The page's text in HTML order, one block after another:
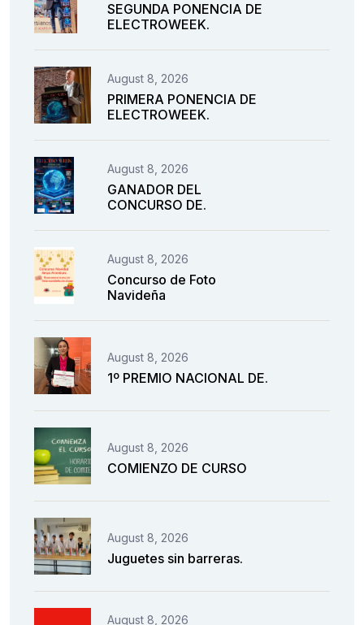
SEGUNDA PONENCIA DE
ELECTROWEEK.
August 8, 2026
PRIMERA PONENCIA DE
ELECTROWEEK.
August 8, 2026
GANADOR DEL
CONCURSO DE.
August 8, 2026
Concurso de Foto
Navideña
August 8, 2026
1º PREMIO NACIONAL DE.
August 8, 2026
COMIENZO DE CURSO
August 8, 2026
Juguetes sin barreras.
August 8, 2026